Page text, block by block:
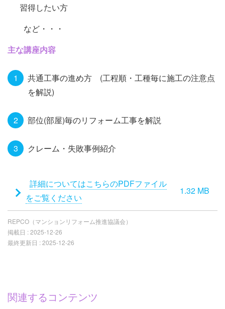
習得したい方
など・・・
主な講座内容
共通工事の進め方 (工程順・工種毎に施工の注意点
を解説)
部位(部屋)毎のリフォーム工事を解説
クレーム・失敗事例紹介
フ
ァ
イ
詳細についてはこちらのPDFファイル
をご覧ください
1.32 MB
REPCO（マンションリフォーム推進協議会）
掲載日 :2025-12-26
最終更新日 :2025-12-26
関連するコンテンツ